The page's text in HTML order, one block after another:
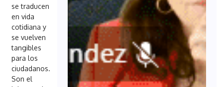
se traducen
en vida
cotidiana y
se vuelven
tangibles
para los
ciudadanos.
Son el